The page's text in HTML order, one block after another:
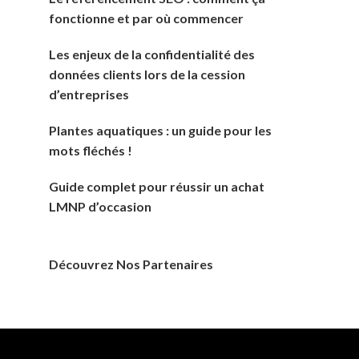
fonctionne et par où commencer
Les enjeux de la confidentialité des
données clients lors de la cession
d’entreprises
Plantes aquatiques : un guide pour les
mots fléchés !
Guide complet pour réussir un achat
LMNP d’occasion
Découvrez Nos Partenaires